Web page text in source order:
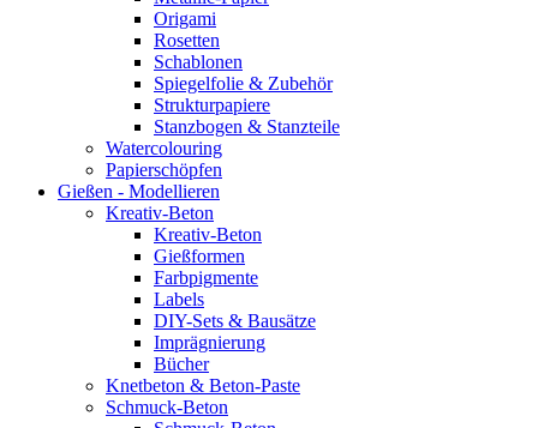
Origami
Rosetten
Schablonen
Spiegelfolie & Zubehör
Strukturpapiere
Stanzbogen & Stanzteile
Watercolouring
Papierschöpfen
Gießen - Modellieren
Kreativ-Beton
Kreativ-Beton
Gießformen
Farbpigmente
Labels
DIY-Sets & Bausätze
Imprägnierung
Bücher
Knetbeton & Beton-Paste
Schmuck-Beton